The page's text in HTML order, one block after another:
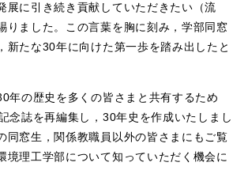
展に引き続き貢献していただきたい（流
りました。この言葉を胸に刻み，学部同窓
新たな30年に向けた第一歩を踏み出したと
年の歴史を多くの皆さまと共有するため
念誌を再編集し， 30年史を作成いたしまし
同窓生，関係教職員以外の皆さまにもご覧
境理工学部について知っていただく機会に